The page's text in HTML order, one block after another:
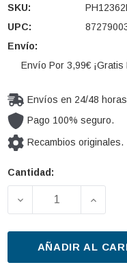
SKU:
UPC:
Envío:
Envío Por 3,99€ ¡Gratis
Envíos en 24/48
Pago 100% seguro.
Recambios originales.
Cantidad
Cantidad:
DISMINUIR LA
AÑADIR AL